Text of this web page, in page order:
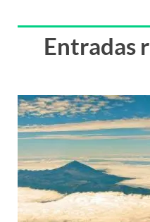
Entradas